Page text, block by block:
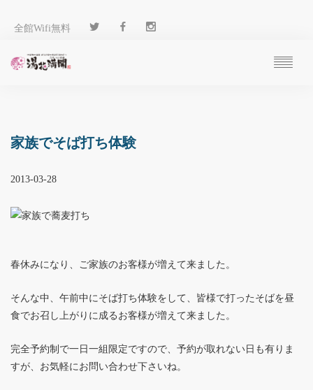
全館Wifi無料
客 室
温 泉
料 理
アクセス
家族でそば打ち体験
2013-03-28
春休みになり、ご家族のお客様が増えて来ました。
そんな中、午前中にそば打ち体験をして、皆様で打ったそばを昼
食でお召し上がりに成るお客様が増えて来ました。
完全予約制で一日一組限定ですので、予約が取れない日も有りま
すが、お気軽にお問い合わせ下さいね。